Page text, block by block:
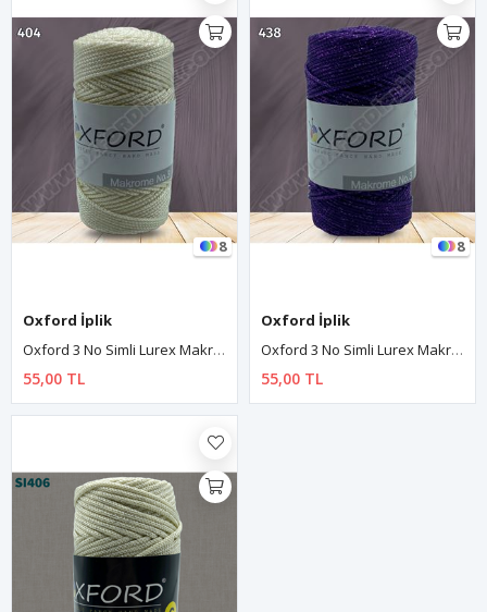
8
Oxford İplik
Oxford 3 No Simli Lurex Makrome - 404 Krem
55,00 TL
8
Oxford İplik
Oxford 3 No Simli Lurex Makrome - 438 Mor
55,00 TL